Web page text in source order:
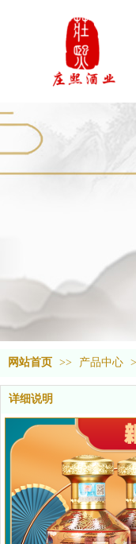
网站首页 >> 产品中心
详细说明